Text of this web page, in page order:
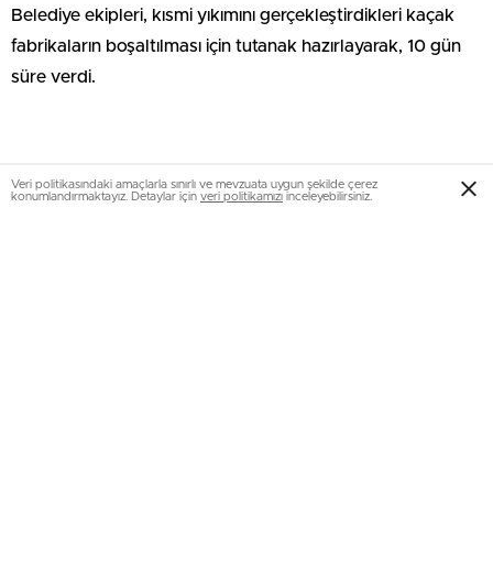
Belediye ekipleri, kısmi yıkımını gerçekleştirdikleri kaçak
fabrikaların boşaltılması için tutanak hazırlayarak, 10 gün
süre verdi.
Veri politikasındaki amaçlarla sınırlı ve mevzuata uygun şekilde çerez
konumlandırmaktayız. Detaylar için veri politikamızı inceleyebilirsiniz.